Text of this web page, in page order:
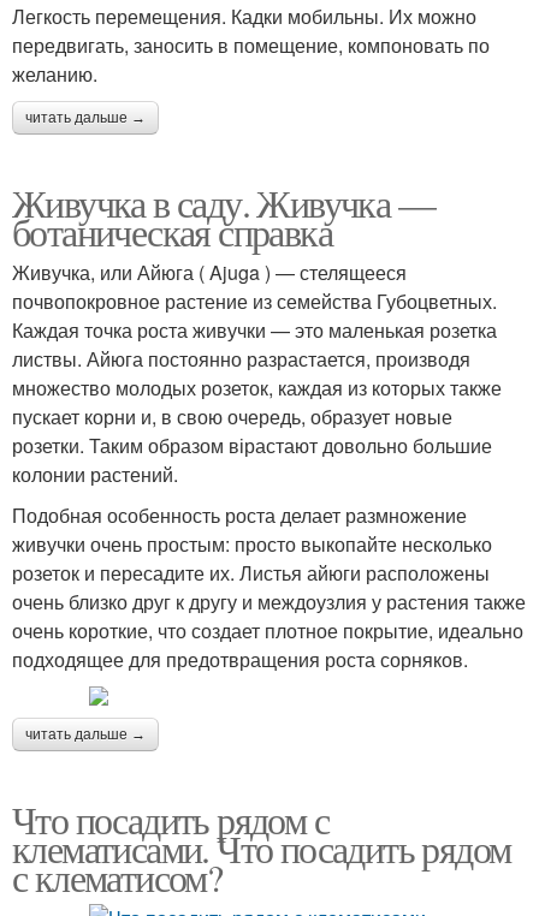
Легкость перемещения. Кадки мобильны. Их можно
передвигать, заносить в помещение, компоновать по
желанию.
читать дальше →
Живучка в саду. Живучка —
ботаническая справка
Живучка, или Айюга ( Ajuga ) — стелящееся
почвопокровное растение из семейства Губоцветных.
Каждая точка роста живучки — это маленькая розетка
листвы. Айюга постоянно разрастается, производя
множество молодых розеток, каждая из которых также
пускает корни и, в свою очередь, образует новые
розетки. Таким образом вірастают довольно большие
колонии растений.
Подобная особенность роста делает размножение
живучки очень простым: просто выкопайте несколько
розеток и пересадите их. Листья айюги расположены
очень близко друг к другу и междоузлия у растения также
очень короткие, что создает плотное покрытие, идеально
подходящее для предотвращения роста сорняков.
читать дальше →
Что посадить рядом с
клематисами. Что посадить рядом
с клематисом?